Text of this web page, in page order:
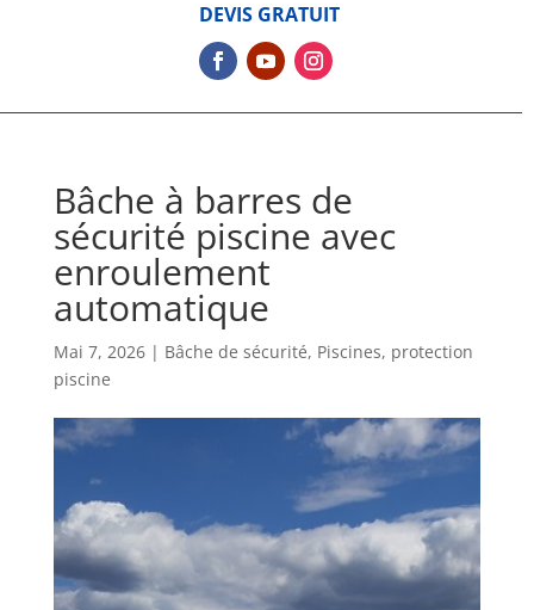
DEVIS GRATUIT
Bâche à barres de
sécurité piscine avec
enroulement
automatique
Mai 7, 2026| Bâche de sécurité, Piscines, protection
piscine